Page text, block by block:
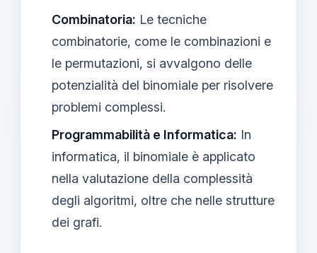
Combinatoria: Le tecniche
combinatorie, come le combinazioni e
le permutazioni, si avvalgono delle
potenzialità del binomiale per risolvere
problemi complessi.
Programmabilità e Informatica: In
informatica, il binomiale è applicato
nella valutazione della complessità
degli algoritmi, oltre che nelle strutture
dei grafi.